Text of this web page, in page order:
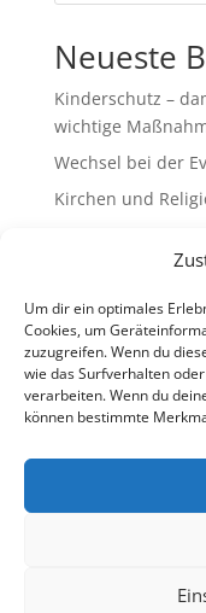
Um dir ein optimales
Cookies, um
zuzugreifen. Wenn du
wie das Surfverhalten
verarbeiten. Wenn du
können bestimmte
Neueste
Kinderschutz –
wichtige
Wechsel bei der
Kirchen und
Schulen &
„Brennen für das
ist bald am Ziel
Neueste